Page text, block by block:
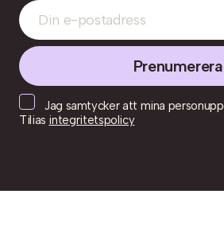
Jag samtycker att mina
Tilias integritetspolicy